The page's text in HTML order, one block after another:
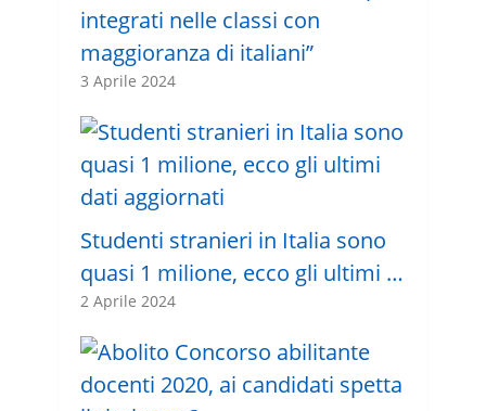
integrati nelle classi con
maggioranza di italiani”
3 Aprile 2024
Studenti stranieri in Italia sono
quasi 1 milione, ecco gli ultimi …
2 Aprile 2024